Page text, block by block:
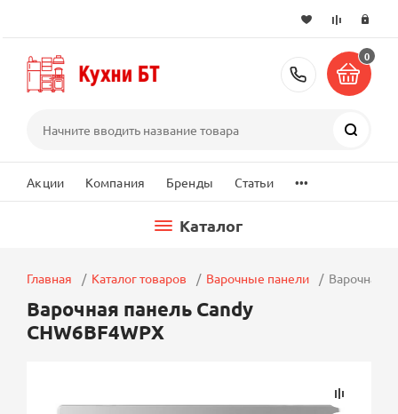
+7 (495)
0
Акции Компания Бренды Статьи ...
Каталог
Главная Каталог товаров Варочные панели Варочная
Варочная панель Candy
CHW6BF4WPX